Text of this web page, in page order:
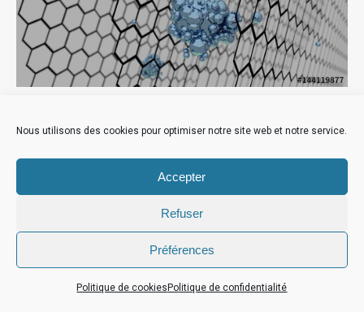
Nous utilisons des cookies pour optimiser notre site web et notre service.
Accepter
Refuser
Préférences
Politique de cookies Politique de confidentialité